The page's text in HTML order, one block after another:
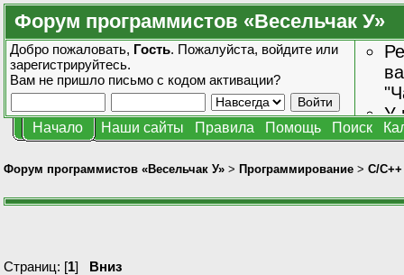
Форум программистов «Весельчак У»
Добро пожаловать, Гость. Пожалуйста, войдите или
зарегистрируйтесь.
Вам не пришло письмо с кодом активации?
У
Начало Наши сайты Правила Помощь Поиск
Форум программистов «Весельчак У» > Программирование > C/C++
Страниц: [1] Вниз